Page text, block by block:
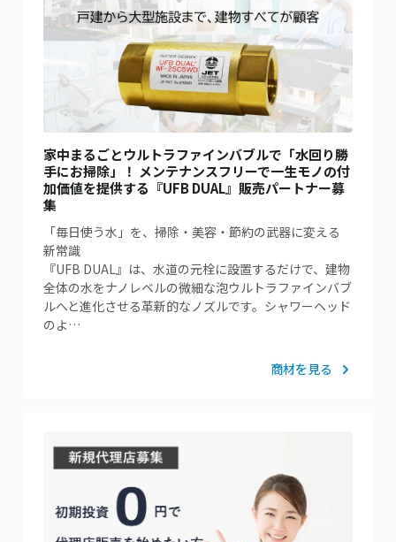
家中まるごとウルトラファインバブルで「水回り勝
手にお掃除」！ メンテナンスフリーで一生モノの付
加価値を提供する『UFB DUAL』販売パートナー募
集
「毎日使う水」を、掃除・美容・節約の武器に変える
新常識
『UFB DUAL』は、水道の元栓に設置するだけで、建物
全体の水をナノレベルの微細な泡ウルトラファインバブ
ルへと進化させる革新的なノズルです。シャワーヘッド
のよ…
商材を見る